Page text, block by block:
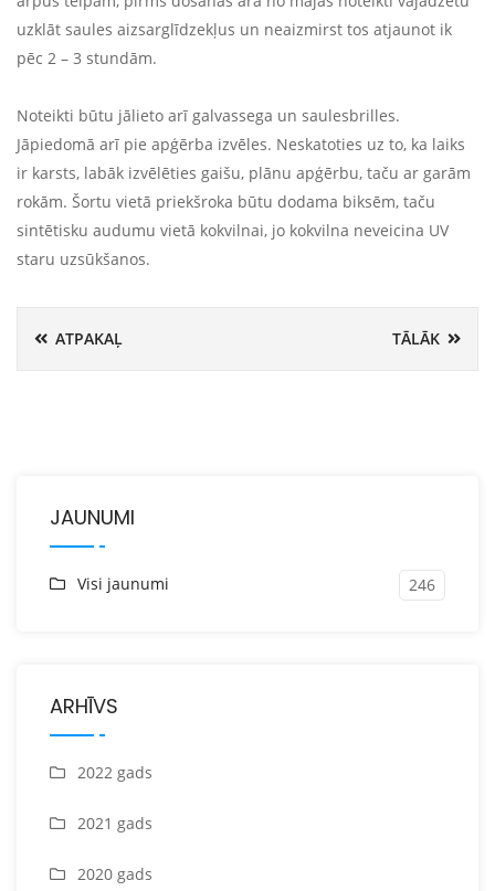
uzklāt saules aizsarglīdzekļus un neaizmirst tos atjaunot ik
pēc 2 – 3 stundām.
Noteikti būtu jālieto arī galvassega un saulesbrilles.
Jāpiedomā arī pie apģērba izvēles. Neskatoties uz to, ka laiks
ir karsts, labāk izvēlēties gaišu, plānu apģērbu, taču ar garām
rokām. Šortu vietā priekšroka būtu dodama biksēm, taču
sintētisku audumu vietā kokvilnai, jo kokvilna neveicina UV
staru uzsūkšanos.
ATPAKAĻ TĀLĀK
JAUNUMI
Visi jaunumi 246
ARHĪVS
2022 gads
2021 gads
2020 gads